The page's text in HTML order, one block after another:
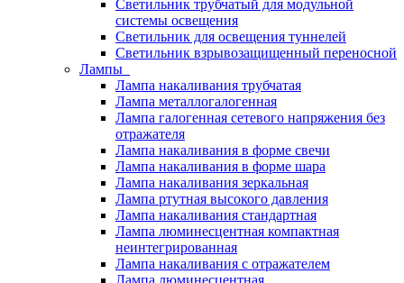
Светильник трубчатый для модульной
системы освещения
Светильник для освещения туннелей
Светильник взрывозащищенный переносной
Лампы
Лампа накаливания трубчатая
Лампа металлогалогенная
Лампа галогенная сетевого напряжения без
отражателя
Лампа накаливания в форме свечи
Лампа накаливания в форме шара
Лампа накаливания зеркальная
Лампа ртутная высокого давления
Лампа накаливания стандартная
Лампа люминесцентная компактная
неинтегрированная
Лампа накаливания с отражателем
Лампа люминесцентная